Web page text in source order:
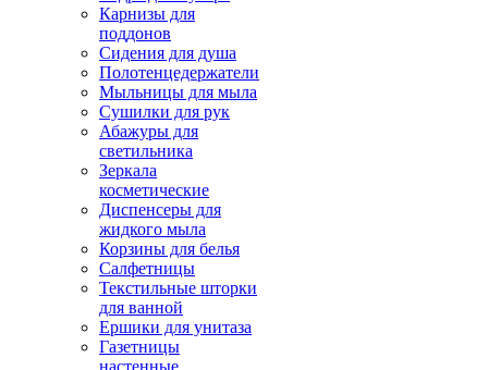
Карнизы для
поддонов
Сидения для душа
Полотенцедержатели
Мыльницы для мыла
Сушилки для рук
Абажуры для
светильника
Зеркала
косметические
Диспенсеры для
жидкого мыла
Корзины для белья
Салфетницы
Текстильные шторки
для ванной
Ершики для унитаза
Газетницы
настенные